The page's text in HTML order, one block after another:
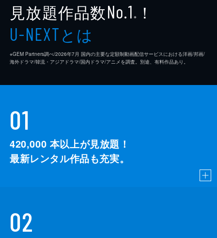
見放題作品数No.1 ※ ！
U-NEXTとは
※GEM Partners調べ/2026年7⽉ 国内の主要な定額制動画配信サービスにおける洋画/邦画/
海外ドラマ/韓流・アジアドラマ/国内ドラマ/アニメを調査。別途、有料作品あり。
01
420,000 本以上が見放題！
最新レンタル作品も充実。
02